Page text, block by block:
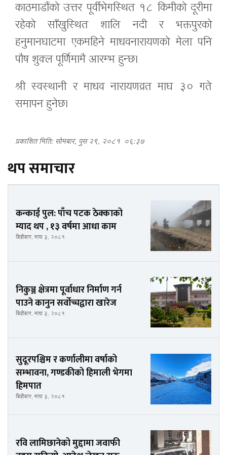
काठमाडौंको उत्तर पूर्वीभेगस्थित १८ किमीको दूरीमा
रहेकोसाँखुस्थित शालि नदीर भक्तपुरको
हनुमानघाटमा एकमहिने माधवनारायणको मेला पनि
पौष शुक्ल पूर्णिमामै आरम्भ हुन्छ।
श्री स्वस्थानीर माधव नारायणव्रतमाघ ३० गते
समापन हुनेछ।
प्रकाशित मिति: सोमबार, पुस २९, २०८१ ०६:३७
थप समाचार
कन्काई पुल: पाँच पटक ठेक्काको
म्याद थप , १३ वर्षमा आधा काम
बिहीबार, माघ ३, २०८१
निकुञ्ज क्षेत्रमा पूर्वाधार निर्माण गर्न
पाउने कानुन सर्वोच्चद्वारा खारेज
बिहीबार, माघ ३, २०८१
सुदूरपश्चिम र कर्णालीमा वर्षाको
सम्भावना, गण्डकीको हिमाली भेगमा
हिमपात
बिहीबार, माघ ३, २०८१
रवि लामिछानेको मुद्दामा जवाफी